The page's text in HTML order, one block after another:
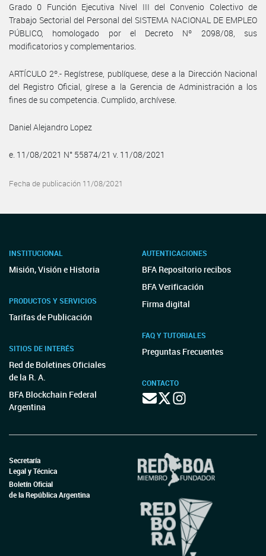
Grado 0 Función Ejecutiva Nivel III del Convenio Colectivo de
Trabajo Sectorial del Personal del SISTEMA NACIONAL DE EMPLEO
PÚBLICO, homologado por el Decreto Nº 2098/08, sus
modificatorios y complementarios.
ARTÍCULO 2º.- Regístrese, publíquese, dese a la Dirección Nacional
del Registro Oficial, gírese a la Gerencia de Administración a los
fines de su competencia. Cumplido, archívese.
Daniel Alejandro Lopez
e. 11/08/2021 N° 55874/21 v. 11/08/2021
Fecha de publicación 11/08/2021
INSTITUCIONAL
Misión, Visión e Historia
PRODUCTOS Y SERVICIOS
Tarifas de Publicación
SITIOS DE INTERÉS
Red de Boletines Oficiales
de la R. A.
BFA Blockchain Federal
Argentina
AUTENTICACIONES
BFA Repositorio recibos
BFA Verificación
Firma digital
FAQ Y TUTORIALES
Preguntas Frecuentes
CONTACTO
Secretaría
Legal y Técnica
Boletín Oficial
de la República Argentina